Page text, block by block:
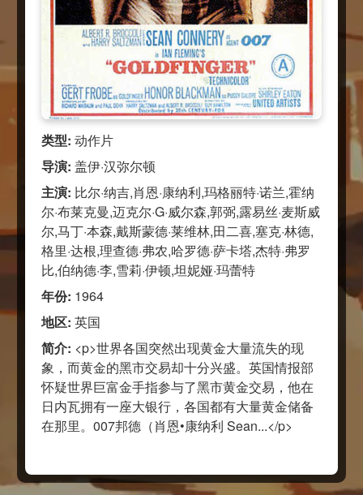
类型: 动作片
导演: 盖伊·汉弥尔顿
主演: 比尔·纳吉,肖恩·康纳利,玛格丽特·诺兰,霍纳
尔·布莱克曼,迈克尔·G·威尔森,郭弼,露易丝·麦斯威
尔,马丁·本森,戴斯蒙德·莱维林,田二喜,塞克·林德,
格里·达根,理查德·弗农,哈罗德·萨卡塔,杰特·弗罗
比,伯纳德·李,雪莉·伊顿,坦妮娅·玛蕾特
年份: 1964
地区: 英国
简介: <p>世界各国突然出现黄金大量流失的现
象，而黄金的黑市交易却十分兴盛。英国情报部
怀疑世界巨富金手指参与了黑市黄金交易，他在
日内瓦拥有一座大银行，各国都有大量黄金储备
在那里。007邦德（肖恩•康纳利 Sean...</p>